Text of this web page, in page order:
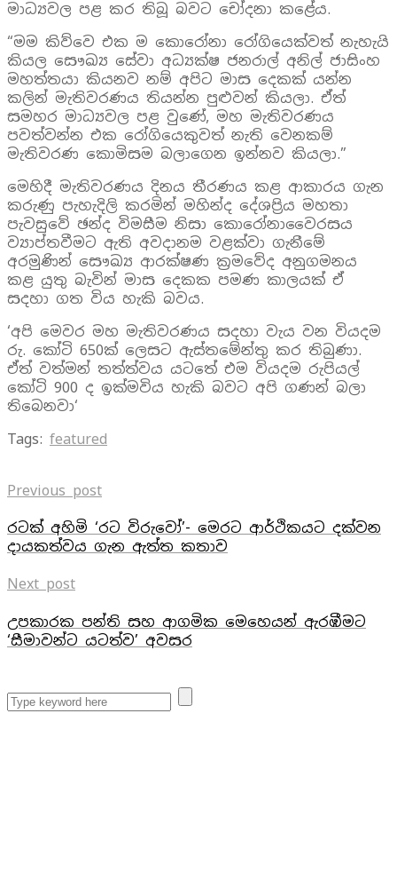
මාධ්‍යවල පළ කර තිබූ බවට චෝදනා කළේය.
“මම කිව්වෙ එක ම කොරෝනා රෝගියෙක්වත් නැහැයි
කියල සෞඛ්‍ය සේවා අධ්‍යක්ෂ ජනරාල් අනිල් ජාසිංහ
මහත්තයා කියනව නම් අපිට මාස දෙකක් යන්න
කලින් මැතිවරණය තියන්න පුළුවන් කියලා. ඒත්
සමහර මාධ්‍යවල පළ වුණේ, මහ මැතිවරණය
පවත්වන්න එක රෝගියෙකුවත් නැති වෙනකම්
මැතිවරණ කොමිසම බලාගෙන ඉන්නව කියලා.”
මෙහිදී මැතිවරණය දිනය තීරණය කළ ආකාරය ගැන
කරුණු පැහැදිලි කරමින් මහින්ද දේශප්‍රිය මහතා
පැවසුවේ ඡන්ද විමසීම නිසා කොරෝනාවෛරසය
ව්‍යාප්තවීමට ඇති අවදානම වළක්වා ගැනීමේ
අරමුණින් සෞඛ්‍ය ආරක්ෂණ ක්‍රමවේද අනුගමනය
කළ යුතු බැවින් මාස දෙකක පමණ කාලයක් ඒ
සදහා ගත විය හැකි බවය.
‘අපි මෙවර මහ මැතිවරණය සදහා වැය වන වියදම
රු. කෝටි 650ක් ලෙසට ඇස්තමේන්තු කර තිබුණා.
ඒත් වත්මන් තත්ත්වය යටතේ එම වියදම රුපියල්
කෝටි 900 ද ඉක්මවිය හැකි බවට අපි ගණන් බලා
තිබෙනවා‘
Tags: featured
Previous post
රටක් අහිමි ‘රට විරුවෝ’- මෙරට ආර්ථිකයට දක්වන
දායකත්වය ගැන ඇත්ත කතාව
Next post
උපකාරක පන්ති සහ ආගමික මෙහෙයන් ඇරඹීමට
‘සීමාවන්ට යටත්ව’ අවසර